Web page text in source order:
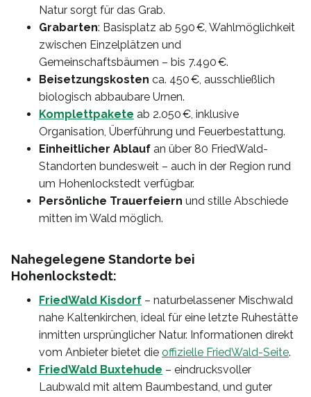
Natur sorgt für das Grab.
Grabarten: Basisplatz ab 590 €, Wahlmöglichkeit
zwischen Einzelplätzen und
Gemeinschaftsbäumen – bis 7.490 €.
Beisetzungskosten ca. 450 €, ausschließlich
biologisch abbaubare Urnen.
Komplettpakete ab 2.050 €, inklusive
Organisation, Überführung und Feuerbestattung.
Einheitlicher Ablauf an über 80 FriedWald-
Standorten bundesweit – auch in der Region rund
um Hohenlockstedt verfügbar.
Persönliche Trauerfeiern und stille Abschiede
mitten im Wald möglich.
Nahegelegene Standorte bei
Hohenlockstedt:
FriedWald Kisdorf – naturbelassener Mischwald
nahe Kaltenkirchen, ideal für eine letzte Ruhestätte
inmitten ursprünglicher Natur. Informationen direkt
vom Anbieter bietet die offizielle FriedWald-Seite.
FriedWald Buxtehude – eindrucksvoller
Laubwald mit altem Baumbestand, und guter